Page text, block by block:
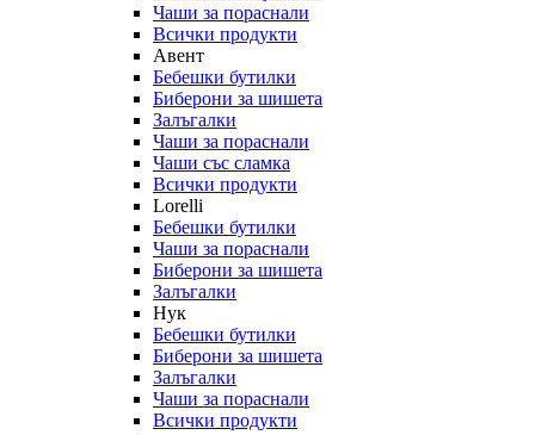
Чаши за пораснали
Всички продукти
Авент
Бебешки бутилки
Биберони за шишета
Залъгалки
Чаши за пораснали
Чаши със сламка
Всички продукти
Lorelli
Бебешки бутилки
Чаши за пораснали
Биберони за шишета
Залъгалки
Нук
Бебешки бутилки
Биберони за шишета
Залъгалки
Чаши за пораснали
Всички продукти